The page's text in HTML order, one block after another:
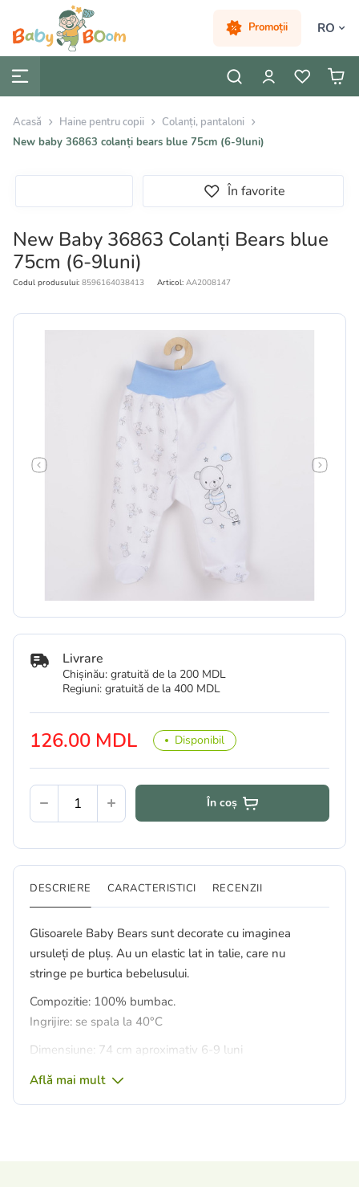
Promoții RO
Acasă Haine pentru copii
Colanți, pantaloni
New baby 36863 colanți bears blue 75cm (6-9luni)
În favorite
New Baby 36863 Colanți Bears blue
75cm (6-9luni)
Codul produsului: 8596164038413 Articol: AA2008147
126.00 MDL Disponibil
Livrare
Chișinău: gratuită de la 200 MDL
Regiuni: gratuită de la 400 MDL
În coș
DESCRIERE CARACTERISTICI RECENZII
Glisoarele Baby Bears sunt decorate cu imaginea
ursuleți de pluș. Au un elastic lat in talie, care nu
stringe pe burtica bebelusului.
Compozitie: 100% bumbac.
Ingrijire: se spala la 40°C
Dimensiune: 74 cm aproximativ 6-9 luni
Află mai mult